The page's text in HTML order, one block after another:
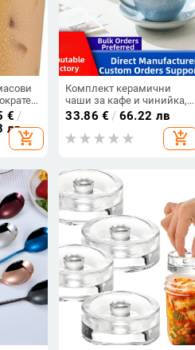
за
€ /
лв
add_shopping_cart
Комплект керамични
чаши за кафе и чинийка,
глазурирана повърхност,
ретро стил, лек луксозен
дизайн
33.86 € / 66.22 лв
add_shopping_cart